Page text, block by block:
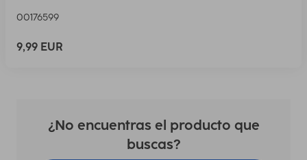
00176599
9,99 EUR
¿No encuentras el producto que
buscas?